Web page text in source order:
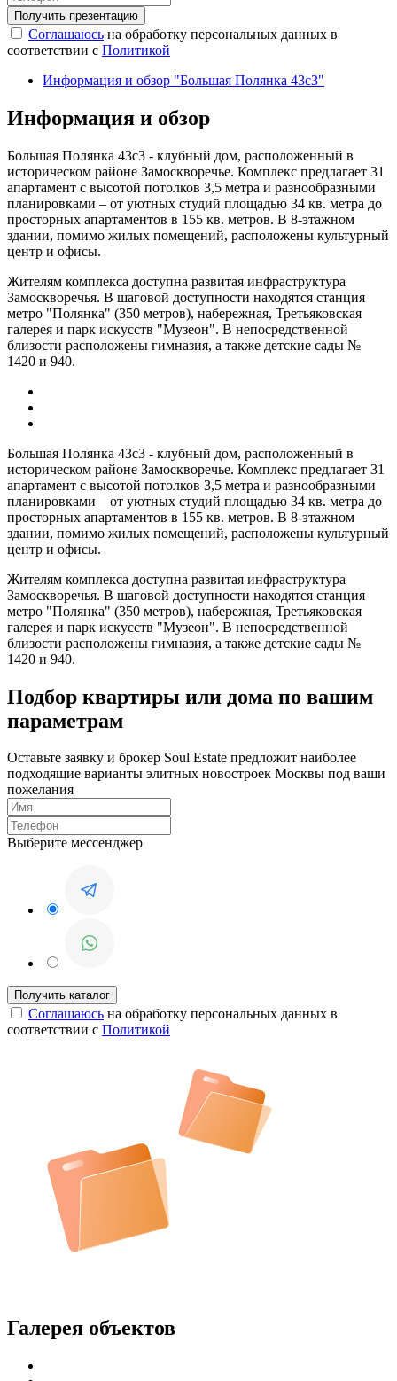
Соглашаюсь на обработку персональных данных в
соответствии с Политикой
Информация и обзор "Большая Полянка 43с3"
Информация и обзор
Большая Полянка 43с3 - клубный дом, расположенный в
историческом районе Замоскворечье. Комплекс предлагает 31
апартамент с высотой потолков 3,5 метра и разнообразными
планировками – от уютных студий площадью 34 кв. метра до
просторных апартаментов в 155 кв. метров. В 8-этажном
здании, помимо жилых помещений, расположены культурный
центр и офисы.
Жителям комплекса доступна развитая инфраструктура
Замоскворечья. В шаговой доступности находятся станция
метро "Полянка" (350 метров), набережная, Третьяковская
галерея и парк искусств "Музеон". В непосредственной
близости расположены гимназия, а также детские сады №
1420 и 940.
Большая Полянка 43с3 - клубный дом, расположенный в
историческом районе Замоскворечье. Комплекс предлагает 31
апартамент с высотой потолков 3,5 метра и разнообразными
планировками – от уютных студий площадью 34 кв. метра до
просторных апартаментов в 155 кв. метров. В 8-этажном
здании, помимо жилых помещений, расположены культурный
центр и офисы.
Жителям комплекса доступна развитая инфраструктура
Замоскворечья. В шаговой доступности находятся станция
метро "Полянка" (350 метров), набережная, Третьяковская
галерея и парк искусств "Музеон". В непосредственной
близости расположены гимназия, а также детские сады №
1420 и 940.
Подбор квартиры или дома по вашим
параметрам
Оставьте заявку и брокер Soul Estate предложит наиболее
подходящие варианты элитных новостроек Москвы под ваши
пожелания
Выберите мессенджер
Соглашаюсь на обработку персональных данных в
соответствии с Политикой
Галерея объектов